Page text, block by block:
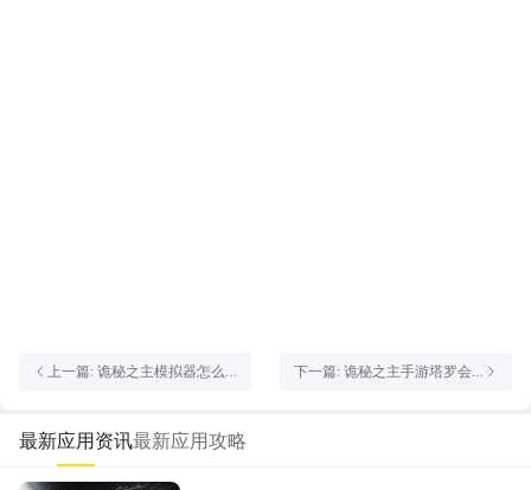
上一篇: 诡秘之主模拟器怎么
下一篇: 诡秘之主手游塔罗会
最新应用资讯最新应用攻略